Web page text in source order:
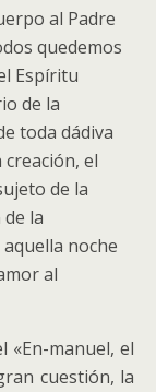
al Padre
quedemos
Espíritu
de la
toda dádiva
el
de la
la
aquella noche
al
«En-manuel, el
cuestión, la